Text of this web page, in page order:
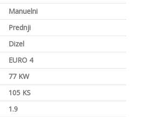
Manuelni
Prednji
Dizel
EURO 4
77 KW
105 KS
1.9